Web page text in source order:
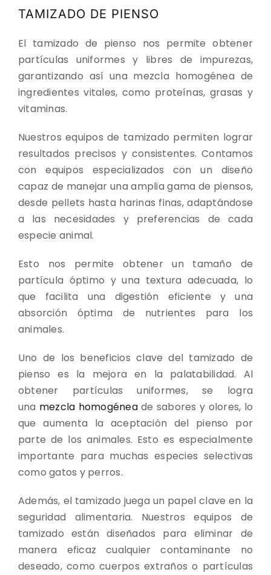
TAMIZADO DE PIENSO
El tamizado de pienso nos permite obtener
partículas uniformes y libres de impurezas,
garantizando así una mezcla homogénea de
ingredientes vitales, como proteínas, grasas y
vitaminas.
Nuestros equipos de tamizado permiten lograr
resultados precisos y consistentes. Contamos
con equipos especializados con un diseño
capaz de manejar una amplia gama de piensos,
desde pellets hasta harinas finas, adaptándose
a las necesidades y preferencias de cada
especie animal.
Esto nos permite obtener un tamaño de
partícula óptimo y una textura adecuada, lo
que facilita una digestión eficiente y una
absorción óptima de nutrientes para los
animales.
Uno de los beneficios clave del tamizado de
pienso es la mejora en la palatabilidad. Al
obtener partículas uniformes, se logra
una mezcla homogéneade sabores y olores, lo
que aumenta la aceptación del pienso por
parte de los animales. Esto es especialmente
importante para muchas especies selectivas
como gatos y perros.
Además, el tamizado juega un papel clave en la
seguridad alimentaria. Nuestros equipos de
tamizado están diseñados para eliminar de
manera eficaz cualquier contaminante no
deseado, como cuerpos extraños o partículas